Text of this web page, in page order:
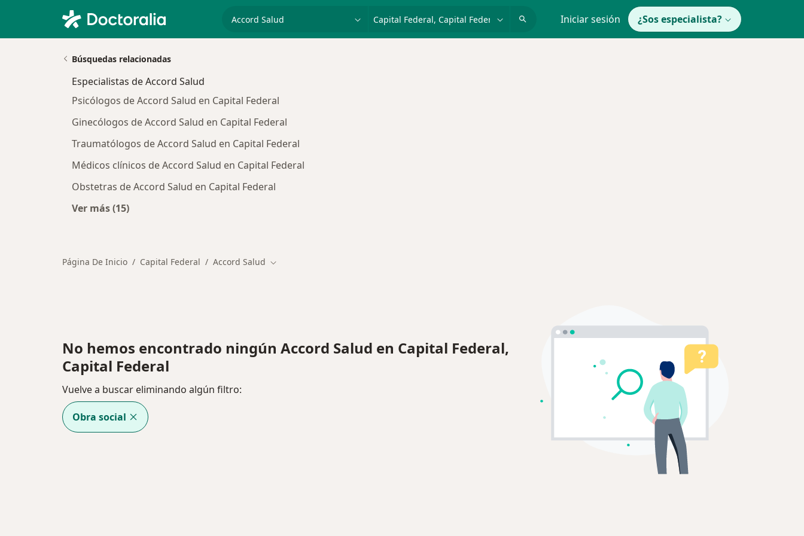
Iniciar sesión ¿Sos especialista?
Búsquedas relacionadas
Especialistas de Accord Salud
Psicólogos de Accord Salud en Capital Federal
Ginecólogos de Accord Salud en Capital Federal
Traumatólogos de Accord Salud en Capital Federal
Médicos clínicos de Accord Salud en Capital Federal
Obstetras de Accord Salud en Capital Federal
Ver más (15)
Página De Inicio Capital Federal Accord Salud Cambiar de ciudad
No hemos encontrado ningún Accord Salud en Capital Federal,
Capital Federal
Vuelve a buscar eliminando algún filtro:
Obra social